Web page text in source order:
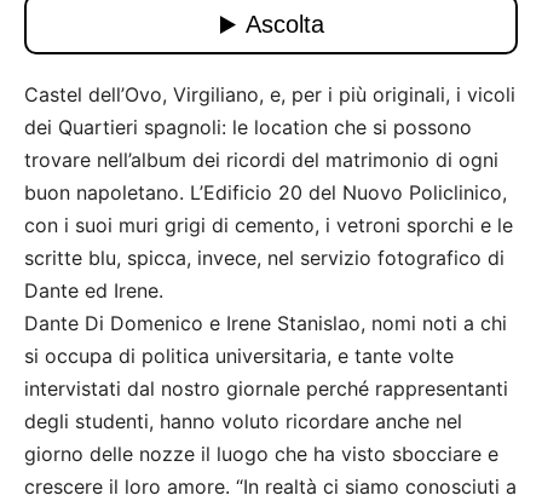
Castel dell’Ovo, Virgiliano, e, per i più originali, i vicoli
dei Quartieri spagnoli: le location che si possono
trovare nell’album dei ricordi del matrimonio di ogni
buon napoletano. L’Edificio 20 del Nuovo Policlinico,
con i suoi muri grigi di cemento, i vetroni sporchi e le
scritte blu, spicca, invece, nel servizio fotografico di
Dante ed Irene.
Dante Di Domenico e Irene Stanislao, nomi noti a chi
si occupa di politica universitaria, e tante volte
intervistati dal nostro giornale perché rappresentanti
degli studenti, hanno voluto ricordare anche nel
giorno delle nozze il luogo che ha visto sbocciare e
crescere il loro amore. “In realtà ci siamo conosciuti a